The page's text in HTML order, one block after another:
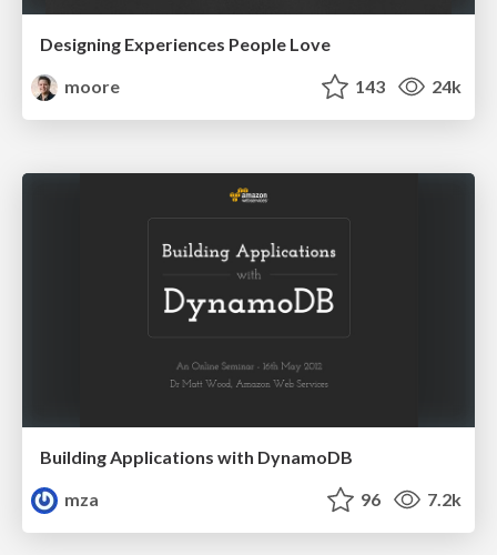
Designing Experiences People Love
moore
143 24k
Building Applications with DynamoDB
mza
96 7.2k